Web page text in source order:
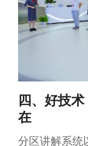
四、好技
在
分区讲解系统